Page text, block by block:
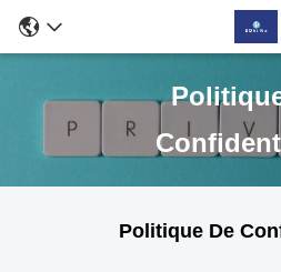
Politique De